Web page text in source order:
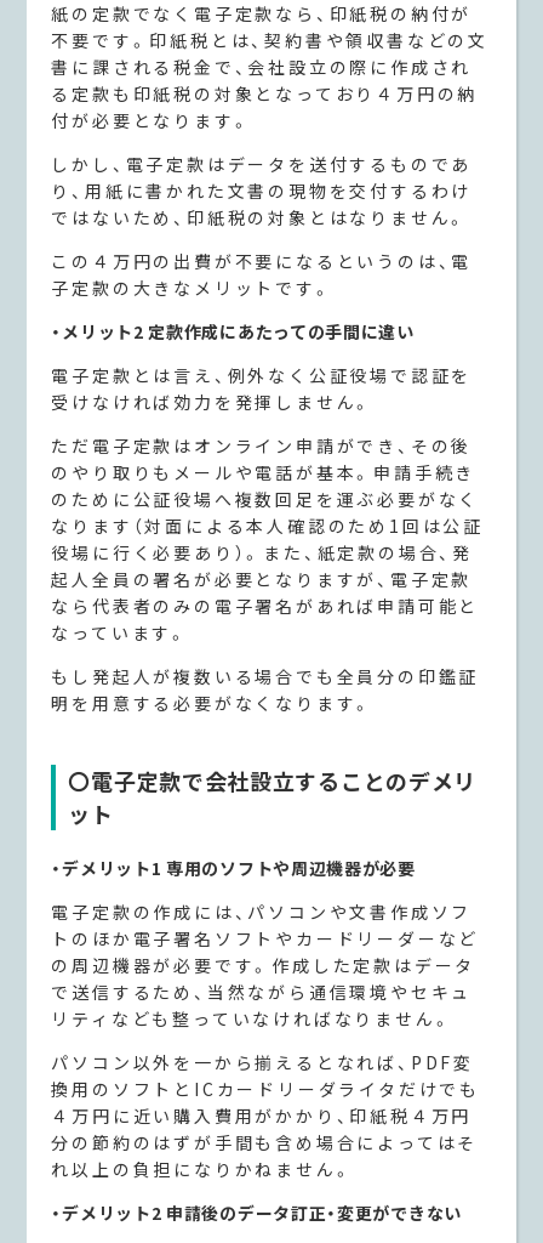
紙の定款でなく電子定款なら、印紙税の納付が
不要です。印紙税とは、契約書や領収書などの文
書に課される税金で、会社設立の際に作成され
る定款も印紙税の対象となっており４万円の納
付が必要となります。
しかし、電子定款はデータを送付するものであ
り、用紙に書かれた文書の現物を交付するわけ
ではないため、印紙税の対象とはなりません。
この４万円の出費が不要になるというのは、電
子定款の大きなメリットです。
・メリット2 定款作成にあたっての手間に違い
電子定款とは言え、例外なく公証役場で認証を
受けなければ効力を発揮しません。
ただ電子定款はオンライン申請ができ、その後
のやり取りもメールや電話が基本。申請手続き
のために公証役場へ複数回足を運ぶ必要がなく
なります（対面による本人確認のため1回は公証
役場に行く必要あり）。また、紙定款の場合、発
起人全員の署名が必要となりますが、電子定款
なら代表者のみの電子署名があれば申請可能と
なっています。
もし発起人が複数いる場合でも全員分の印鑑証
明を用意する必要がなくなります。
〇電子定款で会社設立することのデメリ
ット
・デメリット1 専用のソフトや周辺機器が必要
電子定款の作成には、パソコンや文書作成ソフ
トのほか電子署名ソフトやカードリーダーなど
の周辺機器が必要です。作成した定款はデータ
で送信するため、当然ながら通信環境やセキュ
リティなども整っていなければなりません。
パソコン以外を一から揃えるとなれば、PDF変
換用のソフトとICカードリーダライタだけでも
４万円に近い購入費用がかかり、印紙税４万円
分の節約のはずが手間も含め場合によってはそ
れ以上の負担になりかねません。
・デメリット2 申請後のデータ訂正・変更ができない